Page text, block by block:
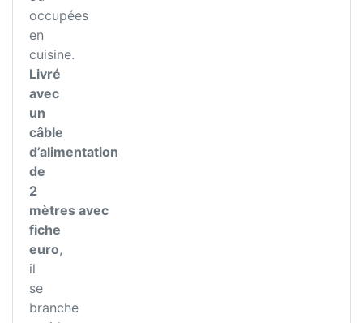
occupées
en
cuisine.
Livré
avec
un
câble
d’alimentation
de
2
mètres avec
fiche
euro,
il
se
branche